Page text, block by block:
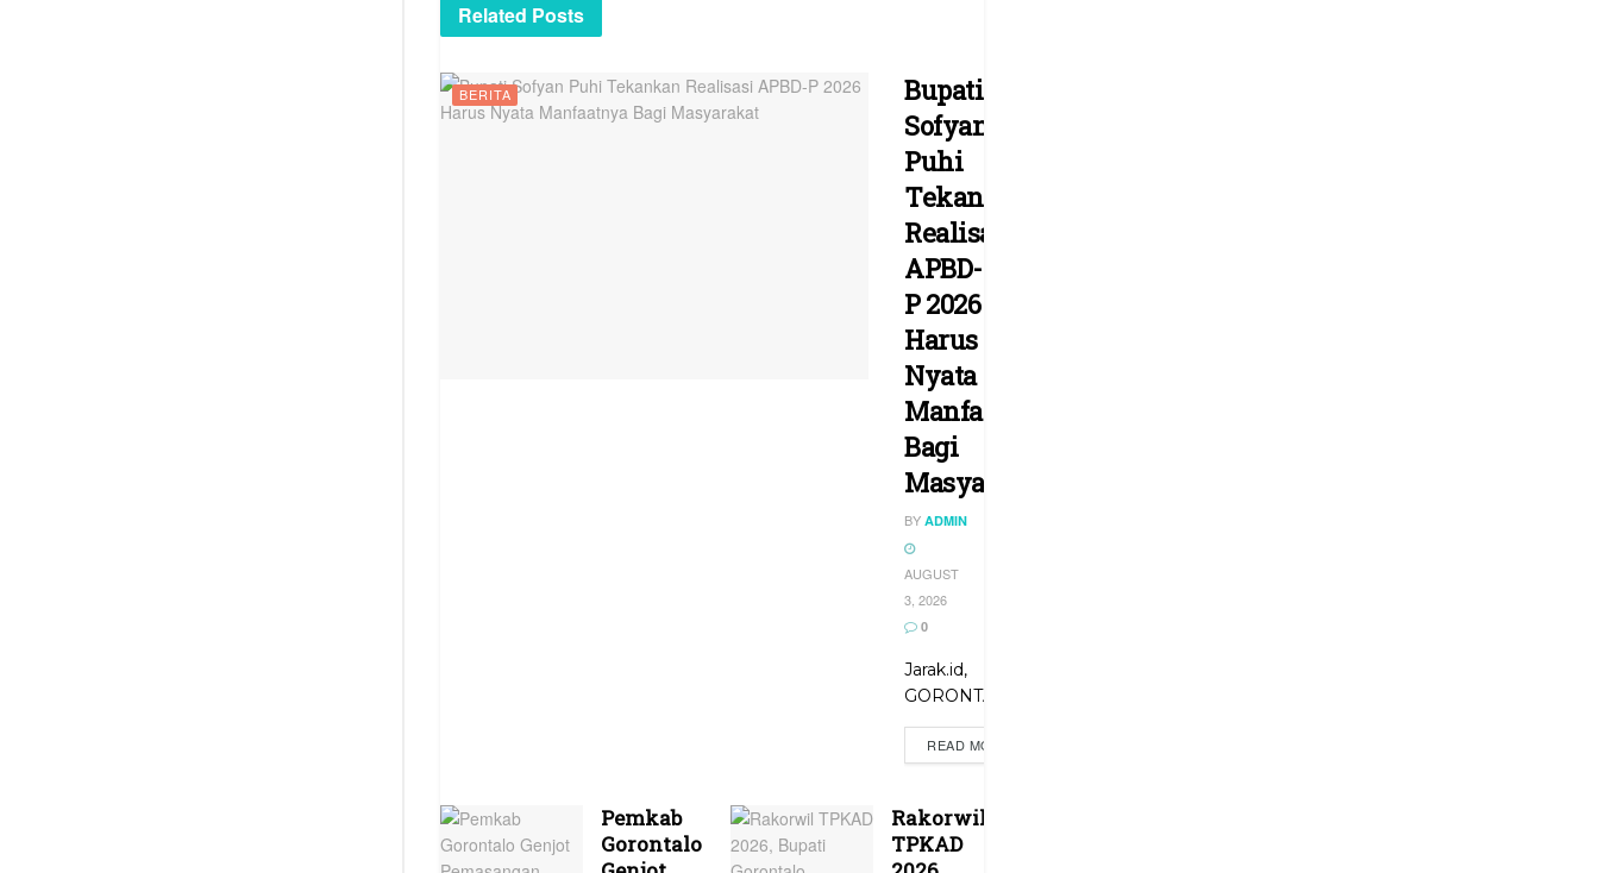
Related Posts
BERITA
Bupati
Sofyan
Puhi
Tekankan
Realisasi
APBD-
P 2026
Harus
Nyata
Manfaatnya
Bagi
Masyarakat
BY ADMIN
AUGUST
3, 2026
0
Jarak.id,
GORONTALO...
READ MORE
Pemkab
Gorontalo
Rakorwil
TPKAD